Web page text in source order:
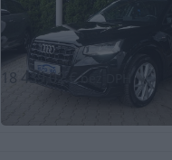
22 680,00 €
18 439,02 €bez DPH
Cena s DPH (možný odpočet DPH)